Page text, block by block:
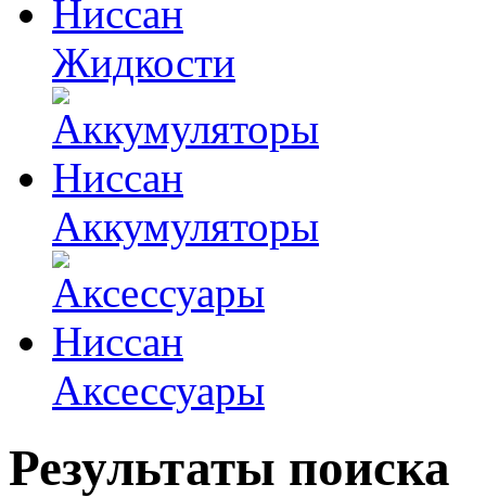
Жидкости
Аккумуляторы
Аксессуары
Результаты поиска